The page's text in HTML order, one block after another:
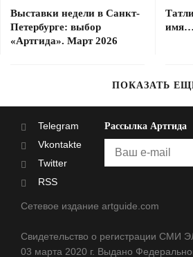
Выставки недели в Санкт-
Петербурге: выбор
«Артгида». Март 2026
имя…
ПОКАЗАТЬ
Telegram
Vkontakte
Twitter
RSS
Рассылка Артгида
Сетевое издание artguide.com
Свидетельство о регистрации
03 марта 2020 г. Выдано